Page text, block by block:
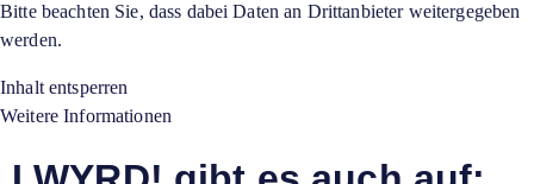
Bitte beachten Sie, dass dabei Daten an Drittanbieter weitergegeben
werden.
Inhalt entsperren
Weitere Informationen